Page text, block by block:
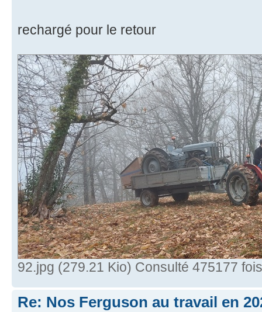
rechargé pour le retour
92.jpg (279.21 Kio) Consulté 475177 fois
Re: Nos Ferguson au travail en